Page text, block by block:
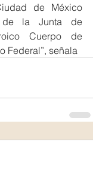
de México
de la Junta de
Cuerpo de
Federal”, señala